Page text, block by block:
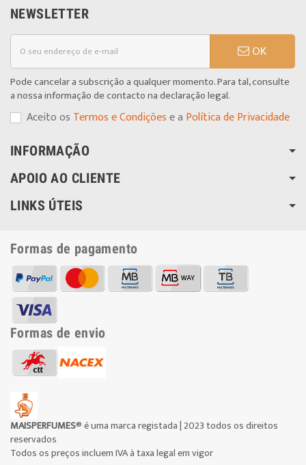
NEWSLETTER
OK
Pode cancelar a subscrição a qualquer momento. Para tal, consulte
a nossa informação de contacto na declaração legal.
Aceito os Termos e Condiçõese a Política de Privacidade
INFORMAÇÃO
APOIO AO CLIENTE
LINKS ÚTEIS
Formas de pagamento
Formas de envio
MAISPERFUMES® é uma marca registada | 2023 todos os direitos
reservados
Todos os preços incluem IVA à taxa legal em vigor